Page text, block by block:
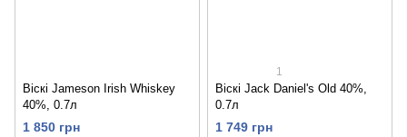
Віскі Jameson Irish Whiskey
40%, 0.7л
1 850 грн
1
Віскі Jack Daniel's Old 40%,
0.7л
1 749 грн